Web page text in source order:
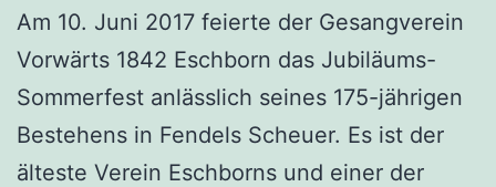
Am 10. Juni 2017 feierte der Gesangverein
Vorwärts 1842 Eschborn das Jubiläums-
Sommerfest anlässlich seines 175-jährigen
Bestehens in Fendels Scheuer. Es ist der
älteste Verein Eschborns und einer der